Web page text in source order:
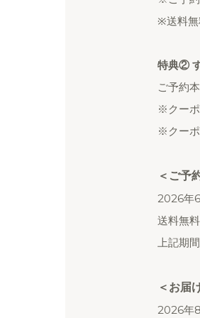
※送料無
特典②
ご予約
※クーポ
※クーポ
＜ご予
2026年
送料無
上記期
＜お届
2026年